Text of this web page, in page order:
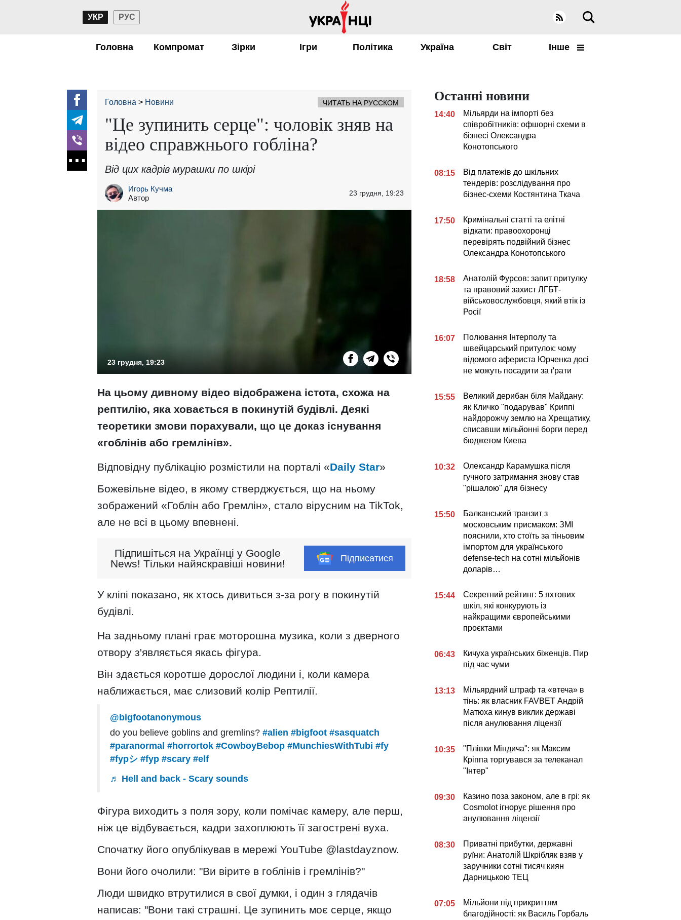
УКР РУС
Головна Компромат Зірки Ігри Політика Україна Світ Інше
Головна Новини ЧИТАТЬ НА РУССКОМ
"Це зупинить серце": чоловік зняв на
відео справжнього гобліна?
Від цих кадрів мурашки по шкірі
Игорь Кучма
Автор
23 грудня, 19:23
23 грудня, 19:23
На цьому дивному відео відображена істота, схожа на
рептилію, яка ховається в покинутій будівлі. Деякі
теоретики змови порахували, що це доказ існування
«гоблінів або гремлінів».
Відповідну публікацію розмістили на порталі «Daily Star»
Божевільне відео, в якому стверджується, що на ньому
зображений «Гоблін або Гремлін», стало вірусним на TikTok,
але не всі в цьому впевнені.
Підпишіться на Українці у Google
News! Тільки найяскравіші новини!
Підписатися
У кліпі показано, як хтось дивиться з-за рогу в покинутій
будівлі.
На задньому плані грає моторошна музика, коли з дверного
отвору з'являється якась фігура.
Він здається коротше дорослої людини і, коли камера
наближається, має слизовий колір Рептилії.
@bigfootanonymous
do you believe goblins and gremlins? #alien #bigfoot #sasquatch
#paranormal #horrortok #CowboyBebop #MunchiesWithTubi #fy
#fypシ #fyp #scary #elf
♬ Hell and back - Scary sounds
Фігура виходить з поля зору, коли помічає камеру, але перш,
ніж це відбувається, кадри захоплюють її загострені вуха.
Спочатку його опублікував в мережі YouTube @lastdayznow.
Вони його очолили: "Ви вірите в гоблінів і гремлінів?"
Люди швидко втрутилися в свої думки, і один з глядачів
написав: "Вони такі страшні. Це зупинить моє серце, якщо
Останні новини
14:40
Мільярди на імпорті без
співробітників: офшорні схеми в
бізнесі Олександра
Конотопського
08:15
Від платежів до шкільних
тендерів: розслідування про
бізнес-схеми Костянтина Ткача
17:50
Кримінальні статті та елітні
відкати: правоохоронці
перевірять подвійний бізнес
Олександра Конотопського
18:58
Анатолій Фурсов: запит притулку
та правовий захист ЛГБТ-
військовослужбовця, який втік із
Росії
16:07
Полювання Інтерполу та
швейцарський притулок: чому
відомого афериста Юрченка досі
не можуть посадити за ґрати
15:55
Великий дерибан біля Майдану:
як Кличко "подарував" Криппі
найдорожчу землю на Хрещатику,
списавши мільйонні борги перед
бюджетом Киева
10:32
Олександр Карамушка після
гучного затримання знову став
"рішалою" для бізнесу
15:50
Балканський транзит з
московським присмаком: ЗМІ
пояснили, хто стоїть за тіньовим
імпортом для українського
defense-tech на сотні мільйонів
доларів…
15:44
Секретний рейтинг: 5 яхтових
шкіл, які конкурують із
найкращими європейськими
проєктами
06:43
Кичуха українських біженців. Пир
під час чуми
13:13
Мільярдний штраф та «втеча» в
тінь: як власник FAVBET Андрій
Матюха кинув виклик державі
після анулювання ліцензії
10:35
"Плівки Міндича": як Максим
Кріппа торгувався за телеканал
"Інтер"
09:30
Казино поза законом, але в грі: як
Cosmolot ігнорує рішення про
анулювання ліцензії
08:30
Приватні прибутки, державні
руїни: Анатолій Шкрібляк взяв у
заручники сотні тисяч киян
Дарницькою ТЕЦ
07:05
Мільйони під прикриттям
благодійності: як Василь Горбаль